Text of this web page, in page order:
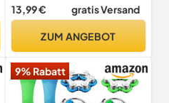
13,99 € gratis Versand
ZUM ANGEBOT
9% Rabatt